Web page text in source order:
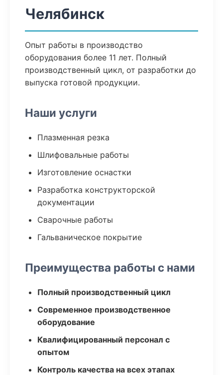
Челябинск
Опыт работы в производство
оборудования более 11 лет. Полный
производственный цикл, от разработки до
выпуска готовой продукции.
Наши услуги
Плазменная резка
Шлифовальные работы
Изготовление оснастки
Разработка конструкторской
документации
Сварочные работы
Гальваническое покрытие
Преимущества работы с нами
Полный производственный цикл
Современное производственное
оборудование
Квалифицированный персонал с
опытом
Контроль качества на всех этапах